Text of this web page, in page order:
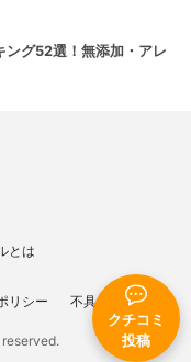
クチコミ
投稿
ング52選！無添加・アレ
とは
リシー 不具合報告